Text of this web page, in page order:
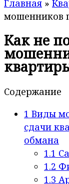
Главная »
мошенников
Как не
Содержание
1 Виды
сдачи
обмана
1.1
1.2
1.3